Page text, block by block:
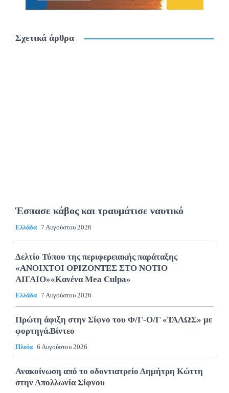
Σχετικά άρθρα
Έσπασε κάβος και τραυμάτισε ναυτικό
Ελλάδα 7 Αυγούστου 2026
Δελτίο Τύπου της περιφερειακής παράταξης
«ΑΝΟΙΧΤΟΙ ΟΡΙΖΟΝΤΕΣ ΣΤΟ ΝΟΤΙΟ
ΑΙΓΑΙΟ»«Κανένα Mea Culpa»
Ελλάδα 7 Αυγούστου 2026
Πρώτη άφιξη στην Σίφνο του Φ/Γ-Ο/Γ «ΤΑΛΩΣ» με
φορτηγά.Βίντεο
Πλοία 6 Αυγούστου 2026
Ανακοίνωση από το οδοντιατρείο Δημήτρη Κώττη
στην Απολλωνία Σίφνου